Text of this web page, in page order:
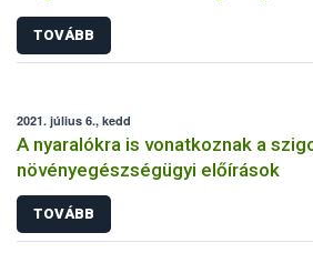
TOVÁBB
2021. július 6., kedd
A nyaralókra is vonatkoznak a
növényegészségügyi előírások
TOVÁBB